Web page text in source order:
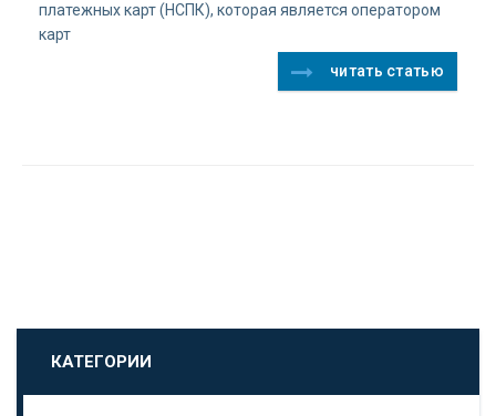
платежных карт (НСПК), которая является оператором
карт
читать статью
КАТЕГОРИИ